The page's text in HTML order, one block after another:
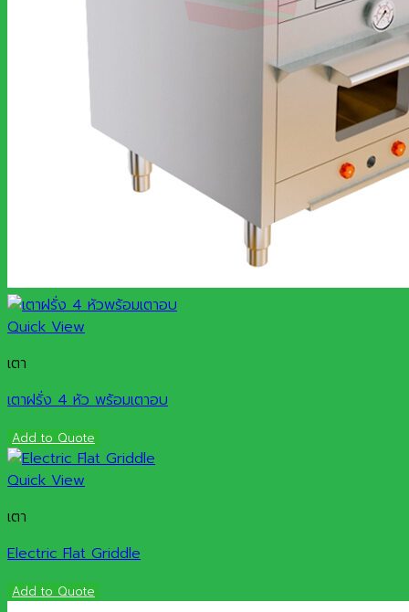
Quick View
เตา
เตาฝรั่ง 4 หัว พร้อมเตาอบ
Add to Quote
Quick View
เตา
Electric Flat Griddle
Add to Quote